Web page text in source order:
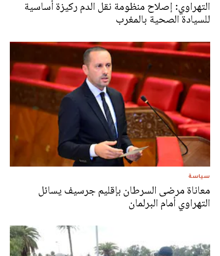
التهراوي: إصلاح منظومة نقل الدم ركيزة أساسية
للسيادة الصحية بالمغرب
سياسة
معاناة مرضى السرطان بإقليم جرسيف يسائل
التهراوي أمام البرلمان